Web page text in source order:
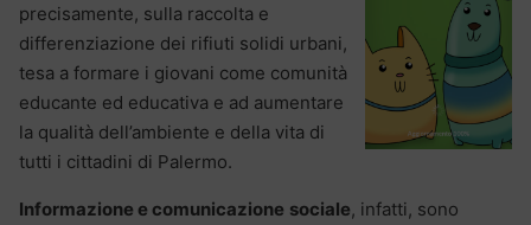
precisamente, sulla raccolta e
differenziazione dei rifiuti solidi urbani,
tesa a formare i giovani come comunità
educante ed educativa e ad aumentare
la qualità dell’ambiente e della vita di
tutti i cittadini di Palermo.
Informazione e comunicazione sociale, infatti, sono